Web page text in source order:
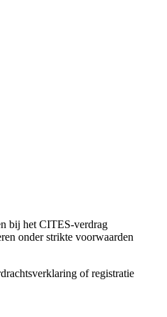
bij het CITES-verdrag
onder strikte voorwaarden
of registratie